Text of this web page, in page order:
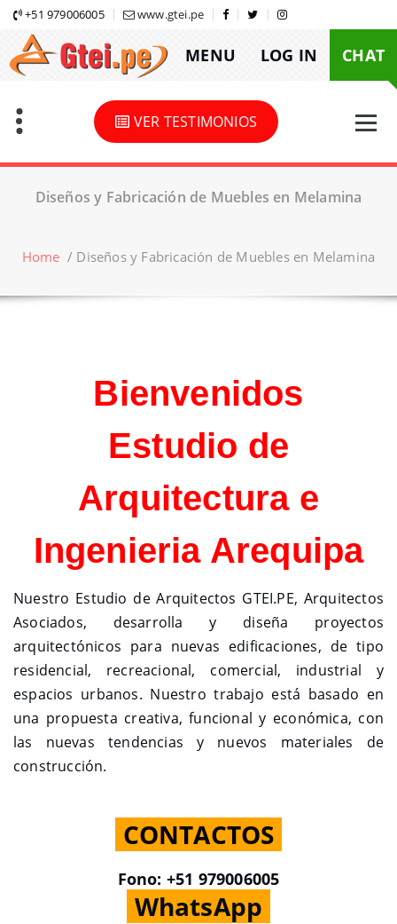
Skip
content
+51 979006005 www.gtei.pe
MENU LOG IN CHAT
VER TESTIMONIOS
Diseños y Fabricación de Muebles en Melamina
Home / Diseños y Fabricación de Muebles en Melamina
Bienvenidos
Estudio de
Arquitectura e
Ingenieria Arequipa
Nuestro Estudio de Arquitectos GTEI.PE, Arquitectos
Asociados, desarrolla y diseña proyectos
arquitectónicos para nuevas edificaciones, de tipo
residencial, recreacional, comercial, industrial y
espacios urbanos. Nuestro trabajo está basado en
una propuesta creativa, funcional y económica, con
las nuevas tendencias y nuevos materiales de
construcción.
CONTACTOS
Fono: +51 979006005
WhatsApp